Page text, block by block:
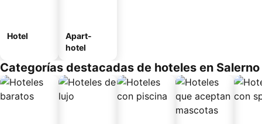
Hotel
Apart-
hotel
Categorías destacadas de hoteles en Salerno